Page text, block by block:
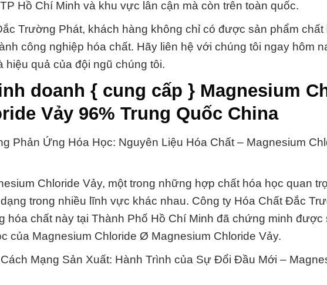
Hồ Chí Minh và khu vực lân cận mà còn trên toàn quốc.
Trường Phát, khách hàng không chỉ có được sản phẩm
công nghiệp hóa chất. Hãy liên hệ với chúng tôi ngay hôm
quả của đội ngũ chúng tôi.
doanh { cung cấp } Magnesium
Vảy 96% Trung Quốc China
Phản Ứng Hóa Học: Nguyên Liệu Hóa Chất – Magnesium
Chloride Vảy, một trong những hợp chất hóa học quan
trong nhiều lĩnh vực khác nhau. Công ty Hóa Chất Đắc
hóa chất này tại Thành Phố Hồ Chí Minh đã chứng minh được
của Magnesium Chloride Ø Magnesium Chloride Vảy.
Mạng Sản Xuất: Hành Trình của Sự Đổi Đầu Mới –